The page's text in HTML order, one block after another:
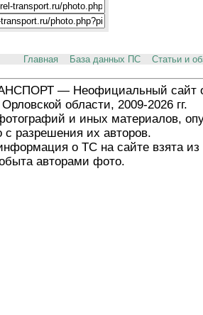
Главная База данных ПС Статьи и
— Неофициальный сайт
области, 2009-2026 гг.
и иных материалов,
с разрешения их авторов.
о ТС на сайте взята из
авторами фото.